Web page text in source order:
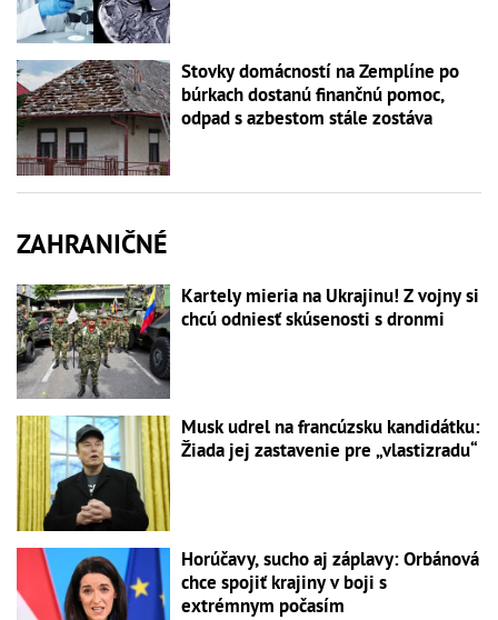
Stovky domácností na Zemplíne po
búrkach dostanú finančnú pomoc,
odpad s azbestom stále zostáva
ZAHRANIČNÉ
Kartely mieria na Ukrajinu! Z vojny si
chcú odniesť skúsenosti s dronmi
Musk udrel na francúzsku kandidátku:
Žiada jej zastavenie pre „vlastizradu“
Horúčavy, sucho aj záplavy: Orbánová
chce spojiť krajiny v boji s
extrémnym počasím